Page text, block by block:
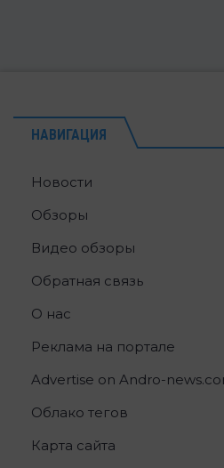
НАВИГАЦИЯ
Новости
Обзоры
Видео обзоры
Обратная связь
О нас
Реклама на портале
Advertise on Andro-
Облако тегов
Карта сайта